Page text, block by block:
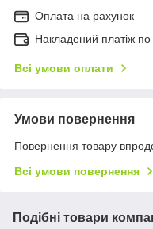
Оплата на рахунок
Накладений платіж по
Всі умови оплати
Умови повернення
Повернення товару
Всі умови повернення
Подібні товари